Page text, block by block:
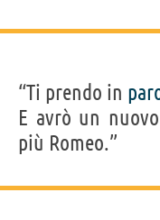
“Ti prendo in
E avrò un
più Romeo.”